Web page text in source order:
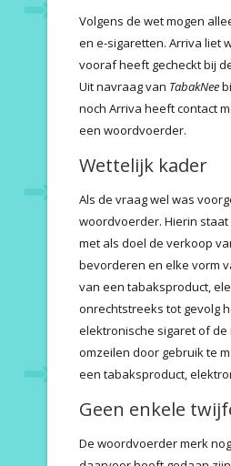
Volgens de wet mogen
en e-sigaretten. Arriva liet
vooraf heeft gecheckt bij
Uit navraag van TabakNee
noch Arriva heeft contact
een woordvoerder.
Wettelijk kader
Als de vraag wel was
woordvoerder. Hierin
met als doel de verkoop
bevorderen en elke vorm
van een tabaksproduct,
onrechtstreeks tot gevolg
elektronische sigaret of
omzeilen door gebruik te
een tabaksproduct,
Geen enkele
De woordvoerder merk